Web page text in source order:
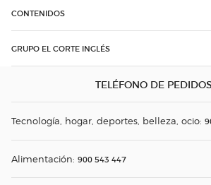
CONTENIDOS
GRUPO EL CORTE INGLÉS
TELÉFONO DE PEDIDOS
Tecnología, hogar, deportes, belleza, ocio:
Alimentación: 900 543 447